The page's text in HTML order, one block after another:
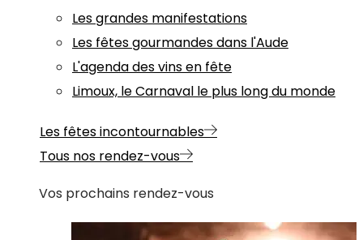
Les grandes manifestations
Les fêtes gourmandes dans l'Aude
L'agenda des vins en fête
Limoux, le Carnaval le plus long du monde
Les fêtes incontournables
Tous nos rendez-vous
Vos prochains rendez-vous